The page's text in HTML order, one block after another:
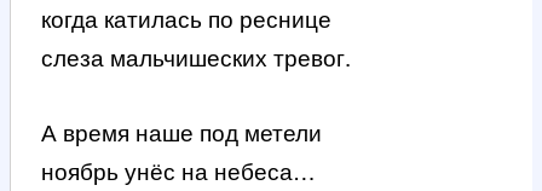
когда катилась по реснице
слеза мальчишеских тревог.
А время наше под метели
ноябрь унёс на небеса…